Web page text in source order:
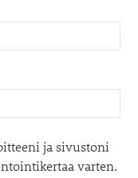
ja sivustoni
varten.